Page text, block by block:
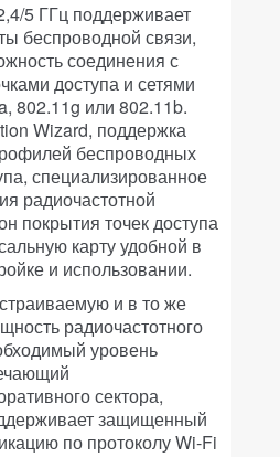
5 ГГц поддерживает
беспроводной связи,
соединения с
доступа и сетями
802.11g или 802.11b.
Wizard, поддержка
беспроводных
специализированное
радиочастотной
покрытия точек доступа
карту удобной в
и использовании.
и в то же
радиочастотного
уровень
сектора,
защищенный
по протоколу Wi-Fi